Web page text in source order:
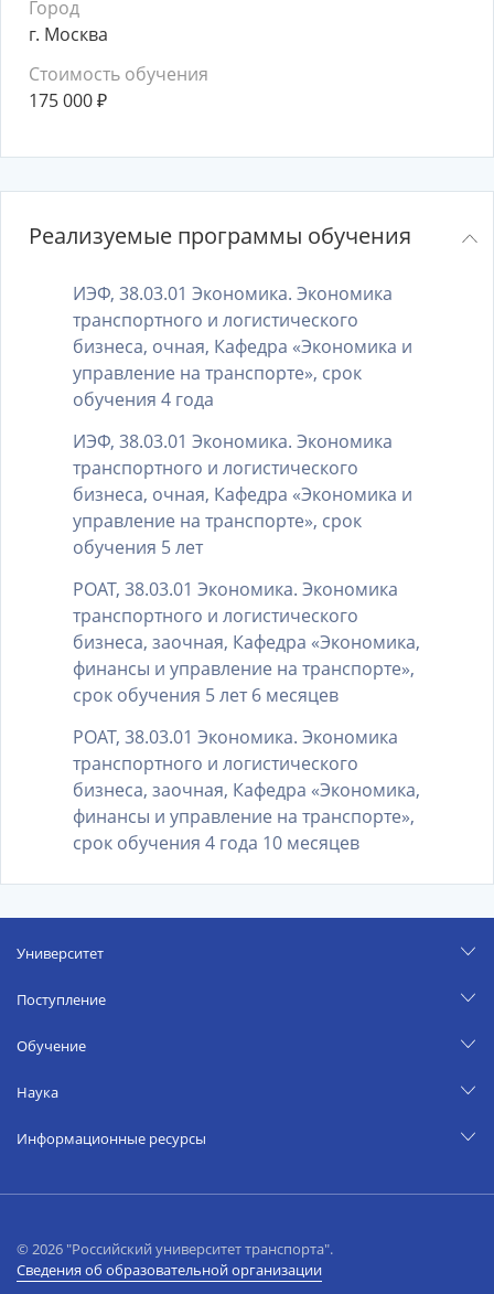
Город
г. Москва
Стоимость обучения
175 000₽
Реализуемые программы обучения
ИЭФ, 38.03.01 Экономика. Экономика
транспортного и логистического
бизнеса, очная, Кафедра «Экономика и
управление на транспорте», срок
обучения 4 года
ИЭФ, 38.03.01 Экономика. Экономика
транспортного и логистического
бизнеса, очная, Кафедра «Экономика и
управление на транспорте», срок
обучения 5 лет
РОАТ, 38.03.01 Экономика. Экономика
транспортного и логистического
бизнеса, заочная, Кафедра «Экономика,
финансы и управление на транспорте»,
срок обучения 5 лет 6 месяцев
РОАТ, 38.03.01 Экономика. Экономика
транспортного и логистического
бизнеса, заочная, Кафедра «Экономика,
финансы и управление на транспорте»,
срок обучения 4 года 10 месяцев
Университет
Поступление
Обучение
Наука
Информационные ресурсы
© 2026 "Российский университет транспорта".
Сведения об образовательной организации